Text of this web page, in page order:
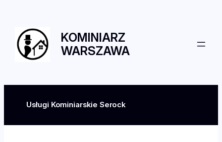
treści
KOMINIARZ
WARSZAWA
Usługi Kominiarskie Serock